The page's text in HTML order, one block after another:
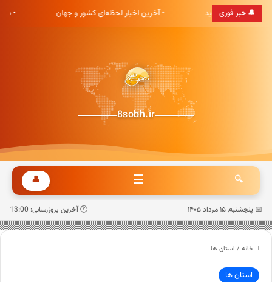
🔔 خبر فوری
هشت صبح خوش آمدید • آخرین اخبار لحظه‌ای کشور و جهان
8sobh.ir
🔍
☰
👤
📅 پنجشنبه, ۱۵ مرداد ۱۴۰۵ 🕐 آخرین بروزرسانی: 13:00
خانه / استان ها
استان ها